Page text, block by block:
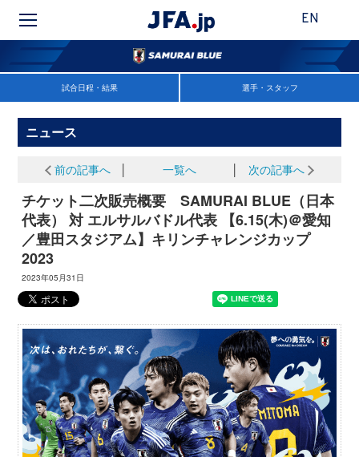
EN
試合日程・結果 選手・スタッフ
ニュース
前の記事へ 一覧へ 次の記事へ
チケット二次販売概要 SAMURAI BLUE（日本
代表） 対 エルサルバドル代表 【6.15(木)＠愛知
／豊田スタジアム】キリンチャレンジカップ
2023
2023年05月31日